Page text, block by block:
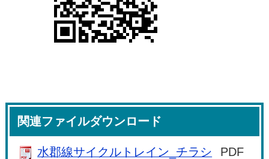
関連ファイルダウンロード
水郡線サイクルトレイン_チラシ
PDF